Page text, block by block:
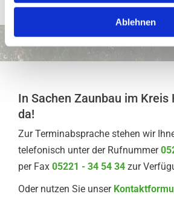
a
l
Ablehnen
In Sachen Zaunbau im Kreis
da!
Zur Terminabsprache stehen wir
telefonisch unter der Rufnummer
per Fax 05221 - 34 54 34 zur
Oder nutzen Sie unser